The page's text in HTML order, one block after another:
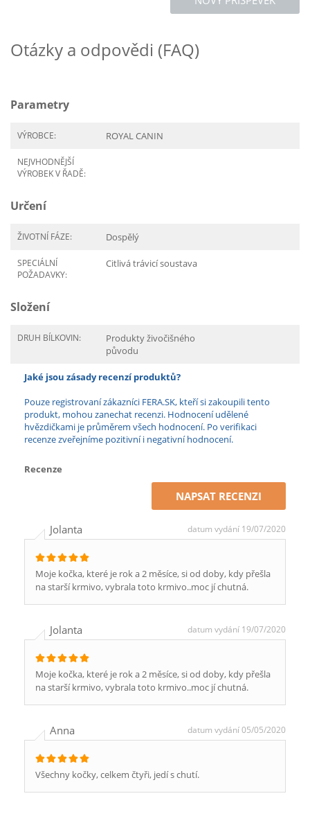
Otázky a odpovědi (FAQ)
Parametry
VÝROBCE: ROYAL CANIN
NEJVHODNĚJŠÍ
VÝROBEK V ŘADĚ:
Určení
ŽIVOTNÍ FÁZE: Dospělý
SPECIÁLNÍ
POŽADAVKY:
Citlivá trávicí soustava
Složení
DRUH BÍLKOVIN:
Produkty živočišného
původu
Jaké jsou zásady recenzí produktů?
Pouze registrovaní zákazníci FERA.SK, kteří si zakoupili tento
produkt, mohou zanechat recenzi. Hodnocení udělené
hvězdičkami je průměrem všech hodnocení. Po verifikaci
recenze zveřejníme pozitivní i negativní hodnocení.
Recenze
NAPSAT RECENZI
Jolanta datum vydání 19/07/2020
Moje kočka, které je rok a 2 měsíce, si od doby, kdy přešla
na starší krmivo, vybrala toto krmivo..moc jí chutná.
Jolanta datum vydání 19/07/2020
Moje kočka, které je rok a 2 měsíce, si od doby, kdy přešla
na starší krmivo, vybrala toto krmivo..moc jí chutná.
Anna datum vydání 05/05/2020
Všechny kočky, celkem čtyři, jedí s chutí.